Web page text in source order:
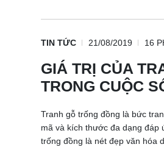
TIN TỨC 21/08/2019 16
GIÁ TRỊ CỦA
TRONG CUỘC
Tranh gỗ trống đồng là bức
mã và kích thước đa dạng đáp
trống đồng là nét đẹp văn hóa